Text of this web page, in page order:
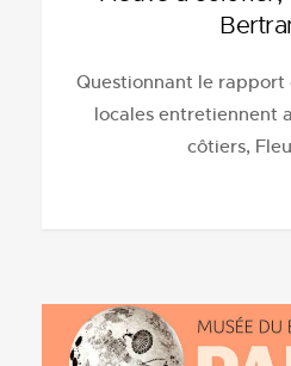
Questionnant le rapport
locales entretiennent
côtiers,